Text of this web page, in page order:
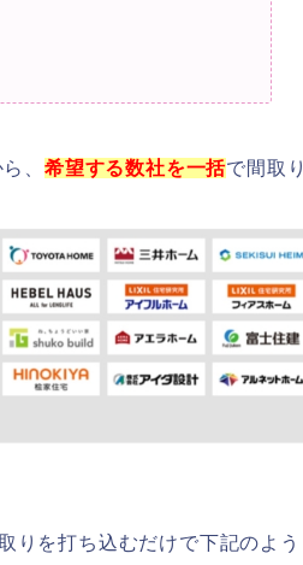
、 希望する数社を一括で間取り
りを打ち込むだけで下記のよう